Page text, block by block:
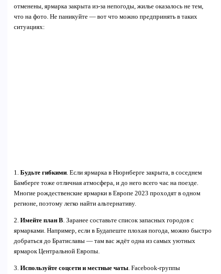
отменены, ярмарка закрыта из-за непогоды, жилье оказалось не тем,
что на фото. Не паникуйте — вот что можно предпринять в таких
ситуациях:
1. Будьте гибкими. Если ярмарка в Нюрнберге закрыта, в соседнем
Бамберге тоже отличная атмосфера, и до него всего час на поезде.
Многие рождественские ярмарки в Европе 2023 проходят в одном
регионе, поэтому легко найти альтернативу.
2. Имейте план B. Заранее составьте список запасных городов с
ярмарками. Например, если в Будапеште плохая погода, можно быстро
добраться до Братиславы — там вас ждёт одна из самых уютных
ярмарок Центральной Европы.
3. Используйте соцсети и местные чаты. Facebook-группы